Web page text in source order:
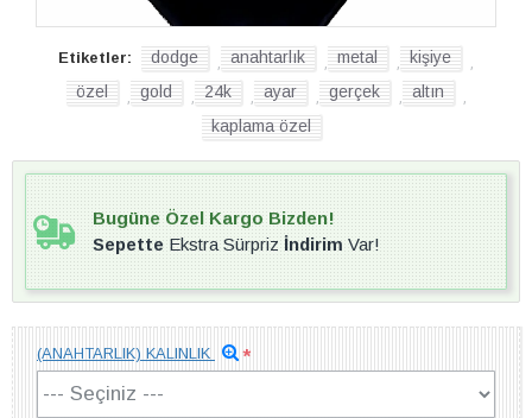
Etiketler: dodge anahtarlık metal kişiye
özel gold 24k ayar gerçek altın
kaplama özel
(ANAHTARLIK) KALINLIK
Bugüne Özel Kargo Bizden!
SepetteEkstra SürprizİndirimVar!